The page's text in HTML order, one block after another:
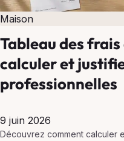
Maison
Tableau des
calculer et
professionnelles
9 juin 2026
Découvrez comment calculer